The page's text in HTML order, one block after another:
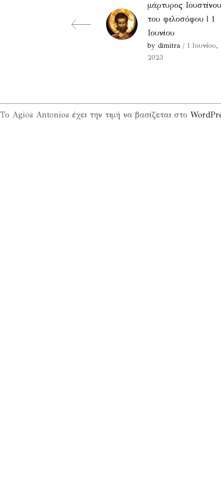
μάρτυρος Ιουστίνου
του φιλοσόφου | 1
Ιουνίου
by dimitra / 1 Ιουνίου,
2023
Το Agios Antonios έχει την τιμή να βασίζεται στο